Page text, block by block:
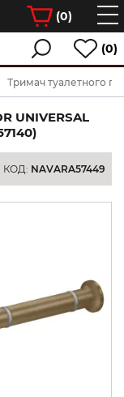
(0)
(0)
Тримач туалетного
UNIVERSAL
КОД: NAVARA57449